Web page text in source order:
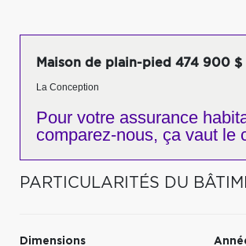
Maison de plain-pied 474 900 $
La Conception
Pour votre assurance
comparez-nous, ça vaut le
PARTICULARITÉS DU
Dimensions